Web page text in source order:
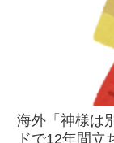
海外「神様は
ドで12年間